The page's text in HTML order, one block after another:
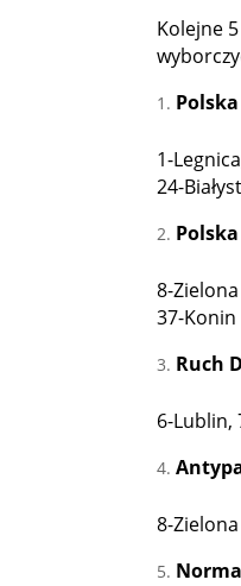
Kolejne
1-
24-
8-
37-Konin
Ruch
6-Lublin,
8-